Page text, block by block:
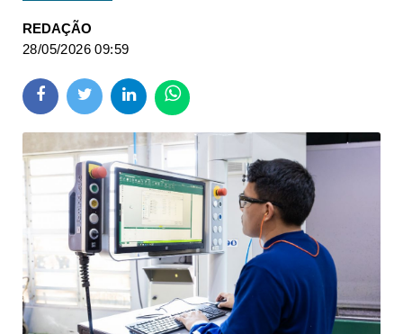
REDAÇÃO
28/05/2026 09:59